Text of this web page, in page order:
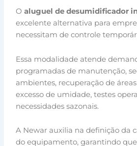
Oaluguel de desumidificador
excelente alternativa para
necessitam de controle
Essa modalidade atende
programadas de manutenção,
ambientes, recuperação de
excesso de umidade, testes
necessidades sazonais.
A Newar auxilia na definição da
do equipamento, garantindo